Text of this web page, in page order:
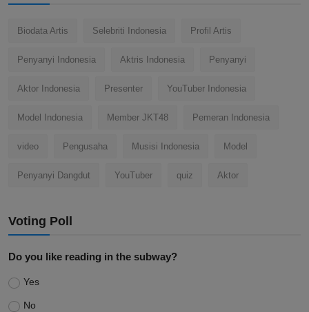
Biodata Artis Selebriti Indonesia Profil Artis
Penyanyi Indonesia Aktris Indonesia Penyanyi
Aktor Indonesia Presenter YouTuber Indonesia
Model Indonesia Member JKT48 Pemeran Indonesia
video Pengusaha Musisi Indonesia Model
Penyanyi Dangdut YouTuber quiz Aktor
Voting Poll
Do you like reading in the subway?
Yes
No